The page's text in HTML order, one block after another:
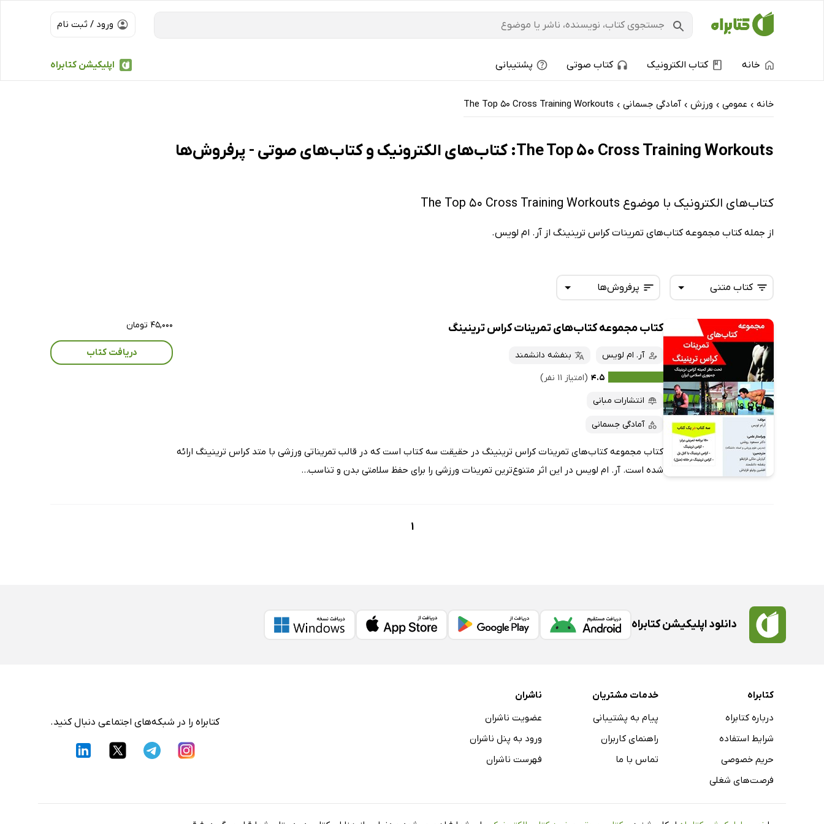
ورود / ثبت نام
اپلیکیشن کتابراه خانه کتاب الکترونیک کتاب صوتی پشتیبانی
خانه › عمومی › ورزش › آمادگی جسمانی ›
The Top 50 Cross Training Workouts
The Top 50 Cross Training Workouts: کتاب‌های الکترونیک و کتاب‌های صوتی - پرفروش‌ها
کتاب‌های الکترونیک با موضوع The Top 50 Cross Training Workouts
از جمله کتاب مجموعه کتاب‌های تمرینات کراس ترینینگ از آر. ام لویس.
پرفروش‌ها
تازه‌ها
داغ‌ترین‌ها
پربحث‌ها
ارزان ترین‌ها
کتاب متنی
همه کتاب‌ها
کتاب‌های صوتی
کتاب‌های متنی
کتاب مجموعه کتاب‌های تمرینات کراس ترینینگ
آر. ام لویس
بنفشه دانشمند
۴.۵ (امتیاز ۱۱ نفر)
انتشارات مبانی
آمادگی جسمانی
کتاب مجموعه کتاب‌های تمرینات کراس ترینینگ در حقیقت سه کتاب است که در قالب تمریناتی ورزشی با متد کراس ترینینگ ارائه
شده است. آر. ام لویس در این اثر متنوع‌ترین تمرینات ورزشی را برای حفظ سلامتی بدن و تناسب...
۴۵,۰۰۰ تومان
دریافت کتاب
1
دانلود اپلیکیشن کتابراه
کتابراه
درباره کتابراه
شرایط استفاده
حریم خصوصی
فرصت‌های شغلی
خدمات مشتریان
پیام به پشتیبانی
راهنمای کاربران
تماس با ما
ناشران
عضویت ناشران
ورود به پنل ناشران
فهرست ناشران
کتابراه را در شبکه‌های اجتماعی دنبال کنید.